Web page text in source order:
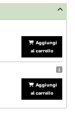
Aggiungi
al carrello
Aggiungi
al carrello